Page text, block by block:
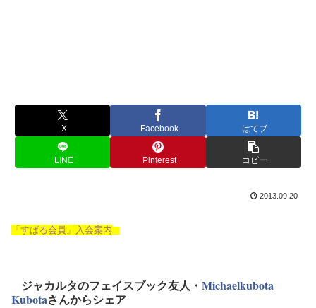
X Facebook はてブ
LINE Pinterest コピー
2013.09.20
「すばる会員」入会案内
ジャカルタのフェイスブック友人・ Michaelkubota
Kubotaさんからシェア